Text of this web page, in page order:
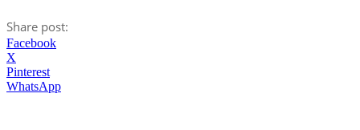
Share post:
Facebook
X
Pinterest
WhatsApp